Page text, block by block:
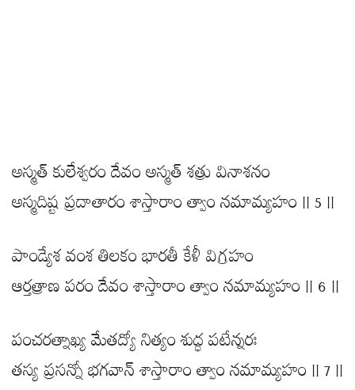
అస్మత్ కులేశ్వరం దేవం అస్మత్ శత్రు వినాశనం
అస్మదిష్ట ప్రదాతారం శాస్తారాం త్వాం నమామ్యహం || 5 ||
పాండ్యేశ వంశ తిలకం భారతీ కేళీ విగ్రహం
ఆర్తత్రాణ పరం దేవం శాస్తారాం త్వాం నమామ్యహం || 6 ||
పంచరత్నాఖ్య మేతద్యో నిత్యం శుద్ధ పటేన్నరః
తస్య ప్రసన్నో భగవాన్ శాస్తారాం త్వాం నమామ్యహం || 7 ||